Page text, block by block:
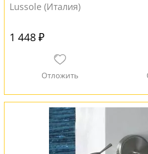
Lussole (Италия)
1 448 ₽